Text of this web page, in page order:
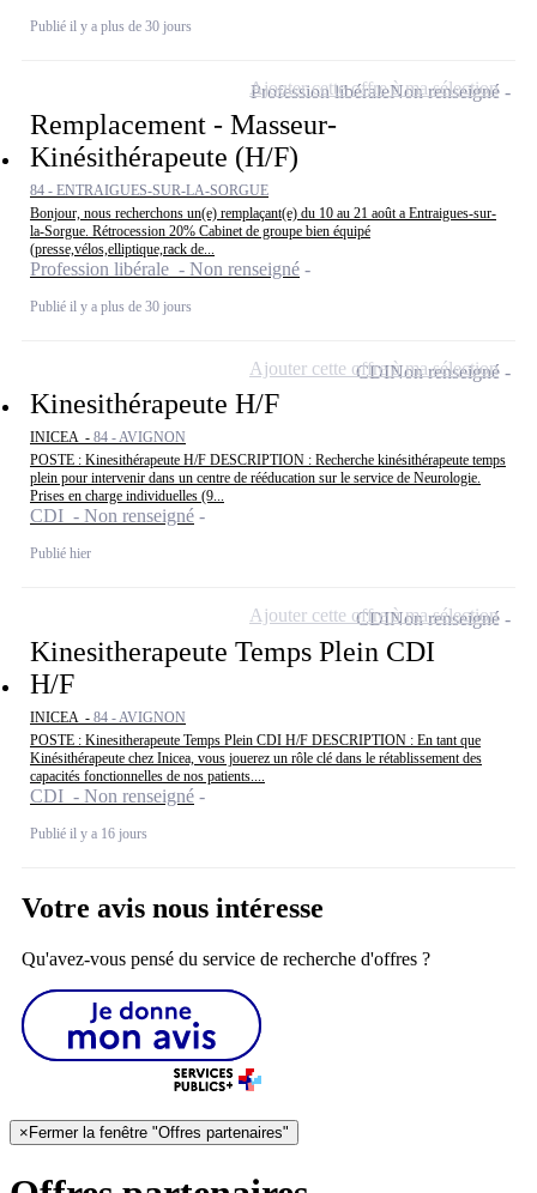
Publié il y a plus de 30 jours
Remplacement - Masseur-
Kinésithérapeute (H/F)
84 - ENTRAIGUES-SUR-LA-SORGUE
Bonjour, nous recherchons un(e) remplaçant(e) du 10 au 21 août a Entraigues-sur-
la-Sorgue. Rétrocession 20% Cabinet de groupe bien équipé
(presse,vélos,elliptique,rack de...
Profession libérale - Non renseigné
Publié il y a plus de 30 jours
Profession libéraleNon renseigné
Ajouter cette offre à ma sélection
Kinesithérapeute H/F
INICEA - 84 - AVIGNON
POSTE : Kinesithérapeute H/F DESCRIPTION : Recherche kinésithérapeute temps
plein pour intervenir dans un centre de rééducation sur le service de Neurologie.
Prises en charge individuelles (9...
CDI - Non renseigné
Publié hier
CDINon renseigné
Ajouter cette offre à ma sélection
Kinesitherapeute Temps Plein CDI
H/F
INICEA - 84 - AVIGNON
POSTE : Kinesitherapeute Temps Plein CDI H/F DESCRIPTION : En tant que
Kinésithérapeute chez Inicea, vous jouerez un rôle clé dans le rétablissement des
capacités fonctionnelles de nos patients....
CDI - Non renseigné
Publié il y a 16 jours
CDINon renseigné
Ajouter cette offre à ma sélection
Votre avis nous intéresse
Qu'avez-vous pensé du service de recherche d'offres ?
× Fermer la fenêtre "Offres partenaires"